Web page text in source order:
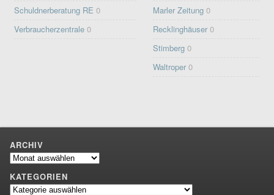
Schuldnerberatung RE 0
Verbraucherzentrale 0
Marler Zeitung 0
Recklinghäuser 0
Stimberg 0
Waltroper 0
ARCHIV
Archiv
KATEGORIEN
Kategorien